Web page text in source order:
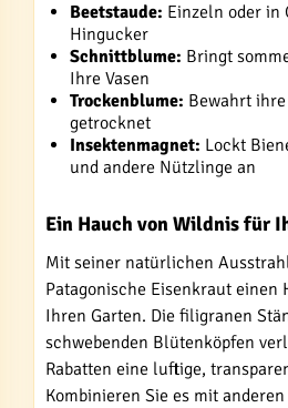
Beetstaude: Einzeln oder in
Hingucker
Schnittblume: Bringt
Ihre Vasen
Trockenblume: Bewahrt
getrocknet
Insektenmagnet: Lockt
und andere Nützlinge an
Ein Hauch von Wildnis für
Mit seiner natürlichen
Patagonische Eisenkraut einen
Ihren Garten. Die filigranen
schwebenden Blütenköpfen
Rabatten eine luftige,
Kombinieren Sie es mit